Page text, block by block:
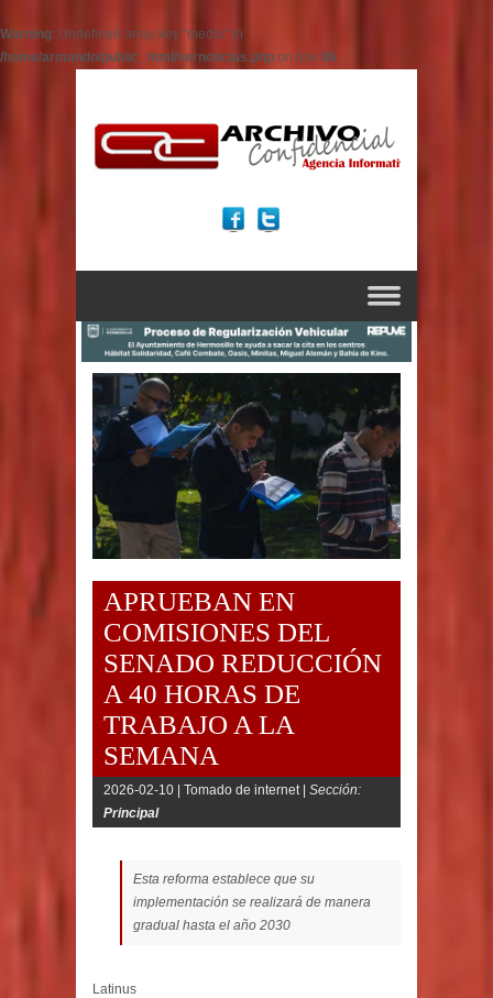
Warning: Undefined array key "medio" in
/home/armando/public_html/vernoticias.php on line 86
APRUEBAN EN
COMISIONES DEL
SENADO REDUCCIÓN
A 40 HORAS DE
TRABAJO A LA
SEMANA
2026-02-10 | Tomado de internet | Sección:
Principal
Esta reforma establece que su
implementación se realizará de manera
gradual hasta el año 2030
Latinus